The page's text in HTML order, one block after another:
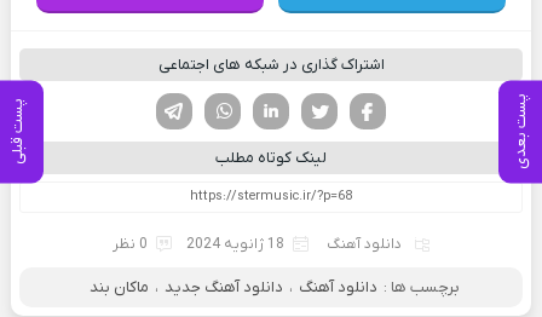
پست بعدی پست قبلی
اشتراک گذاری در شبکه های اجتماعی
لینکدین تویتر
فیسوک
لینک کوتاه مطلب
دانلود آهنگ 18 ژانویه 2024 0 نظر
برچسب ها : دانلود آهنگ ، دانلود آهنگ جدید ، ماکان بند